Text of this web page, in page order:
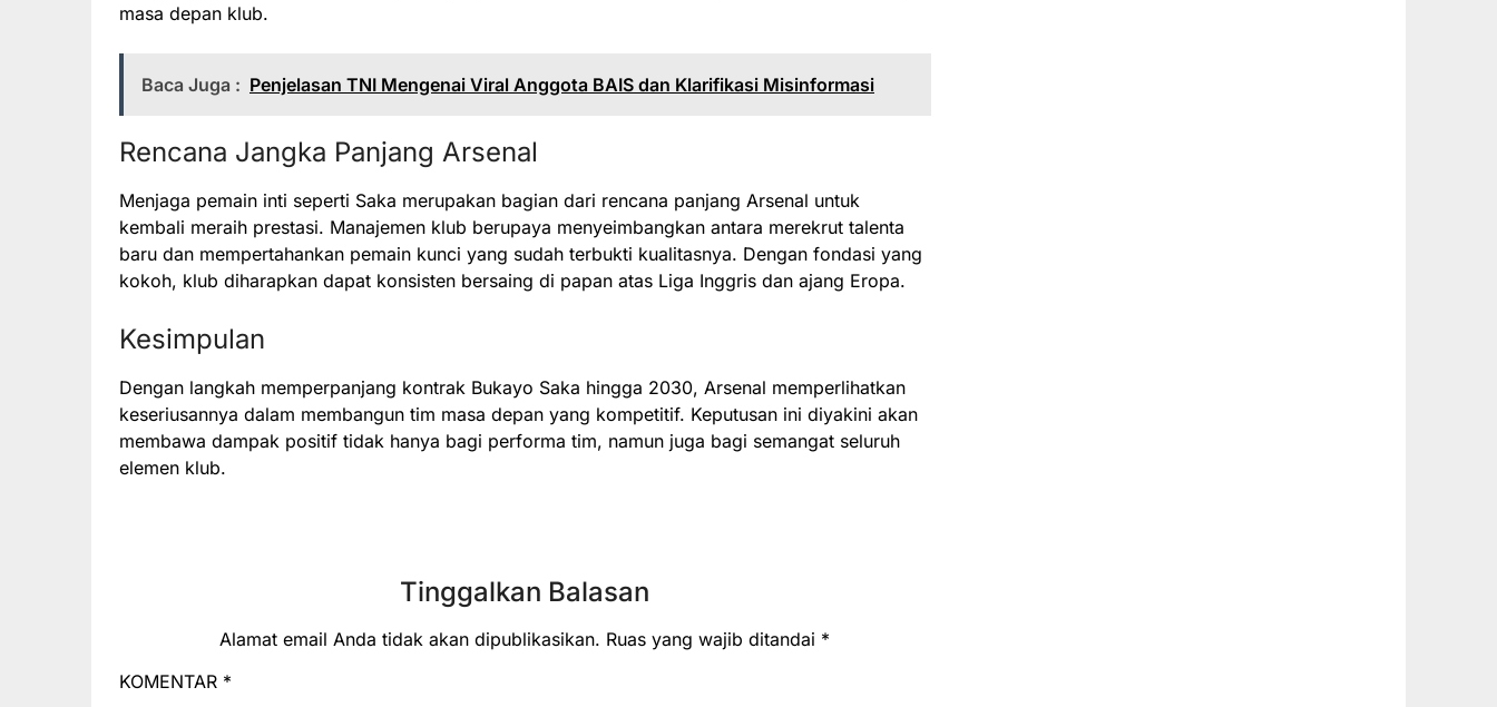
masa depan klub.
Baca Juga : Penjelasan TNI Mengenai Viral Anggota BAIS dan Klarifikasi Misinformasi
Rencana Jangka Panjang Arsenal
Menjaga pemain inti seperti Saka merupakan bagian dari rencana panjang Arsenal untuk
kembali meraih prestasi. Manajemen klub berupaya menyeimbangkan antara merekrut talenta
baru dan mempertahankan pemain kunci yang sudah terbukti kualitasnya. Dengan fondasi yang
kokoh, klub diharapkan dapat konsisten bersaing di papan atas Liga Inggris dan ajang Eropa.
Kesimpulan
Dengan langkah memperpanjang kontrak Bukayo Saka hingga 2030, Arsenal memperlihatkan
keseriusannya dalam membangun tim masa depan yang kompetitif. Keputusan ini diyakini akan
membawa dampak positif tidak hanya bagi performa tim, namun juga bagi semangat seluruh
elemen klub.
Tinggalkan Balasan
Alamat email Anda tidak akan dipublikasikan. Ruas yang wajib ditandai *
KOMENTAR *